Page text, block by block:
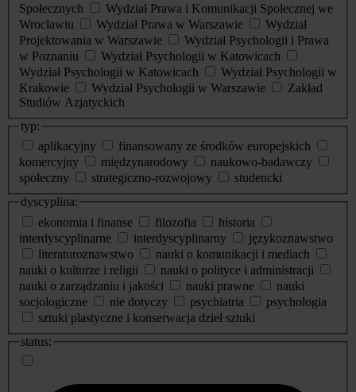
Społecznych
Wydział Prawa i Komunikacji Społecznej we
Wrocławiu
Wydział Prawa w Warszawie
Wydział
Projektowania w Warszawie
Wydział Psychologii i Prawa
w Poznaniu
Wydział Psychologii w Katowicach
Wydział Psychologii w Katowicach
Wydział Psychologii w
Krakowie
Wydział Psychologii w Warszawie
Zakład
Studiów Azjatyckich
typ:
aplikacyjny
finansowany ze środków europejskich
komercyjny
międzynarodowy
naukowo-badawczy
społeczny
strategiczno-rozwojowy
studencki
dyscyplina:
ekonomia i finanse
filozofia
historia
interdyscyplinarne
interdyscyplinarny
językoznawstwo
literaturoznawstwo
nauki o komunikacji i mediach
nauki o kulturze i religii
nauki o polityce i administracji
nauki o zarządzaniu i jakości
nauki prawne
nauki
socjologiczne
nie dotyczy psychiatria
psychologia
sztuki plastyczne i konserwacja dzieł sztuki
status: